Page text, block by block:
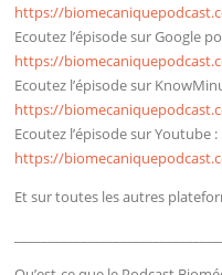
https://
Ecoutez l’épisode sur Google
https://
Ecoutez l’épisode sur
https://
Ecoutez l’épisode sur Youtube :
https://
Et sur toutes les autres